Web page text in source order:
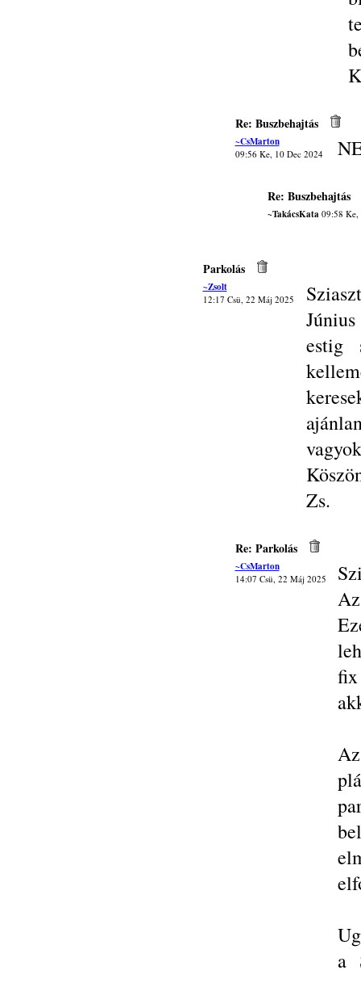
Re: Buszbehajtás
~CsMarton
09:56 Ke, 10 Dec 2024
Re: Buszbehajtás
~TakácsKata09:58 Ke,
Parkolás
~Zsolt
12:17 Csü, 22 Máj 2025
estig
Zs.
Re: Parkolás
~CsMarton
14:07 Csü, 22 Máj 2025
a